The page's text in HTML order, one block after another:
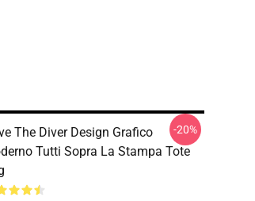
The Diver Design Grafico
Tutti Sopra La Stampa Tote
-20%